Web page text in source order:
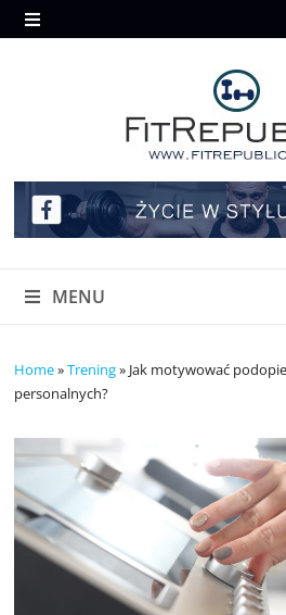
Skip
to
MENU
MENU
Home»Trening» Jak motywować
personalnych?